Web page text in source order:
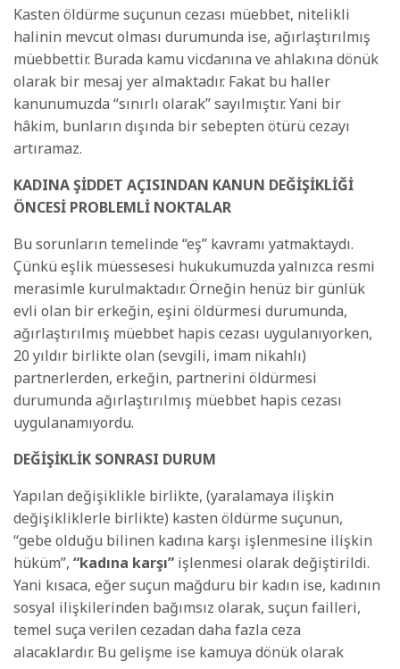
Kasten öldürme suçunun cezası müebbet, nitelikli
halinin mevcut olması durumunda ise, ağırlaştırılmış
müebbettir. Burada kamu vicdanına ve ahlakına dönük
olarak bir mesaj yer almaktadır. Fakat bu haller
kanunumuzda “sınırlı olarak” sayılmıştır. Yani bir
hâkim, bunların dışında bir sebepten ötürü cezayı
artıramaz.
KADINA ŞİDDET AÇISINDAN KANUN DEĞİŞİKLİĞİ
ÖNCESİ PROBLEMLİ NOKTALAR
Bu sorunların temelinde “eş” kavramı yatmaktaydı.
Çünkü eşlik müessesesi hukukumuzda yalnızca resmi
merasimle kurulmaktadır. Örneğin henüz bir günlük
evli olan bir erkeğin, eşini öldürmesi durumunda,
ağırlaştırılmış müebbet hapis cezası uygulanıyorken,
20 yıldır birlikte olan (sevgili, imam nikahlı)
partnerlerden, erkeğin, partnerini öldürmesi
durumunda ağırlaştırılmış müebbet hapis cezası
uygulanamıyordu.
DEĞİŞİKLİK SONRASI DURUM
Yapılan değişiklikle birlikte, (yaralamaya ilişkin
değişikliklerle birlikte) kasten öldürme suçunun,
“gebe olduğu bilinen kadına karşı işlenmesine ilişkin
hüküm”, “kadına karşı” işlenmesi olarak değiştirildi.
Yani kısaca, eğer suçun mağduru bir kadın ise, kadının
sosyal ilişkilerinden bağımsız olarak, suçun failleri,
temel suça verilen cezadan daha fazla ceza
alacaklardır. Bu gelişme ise kamuya dönük olarak